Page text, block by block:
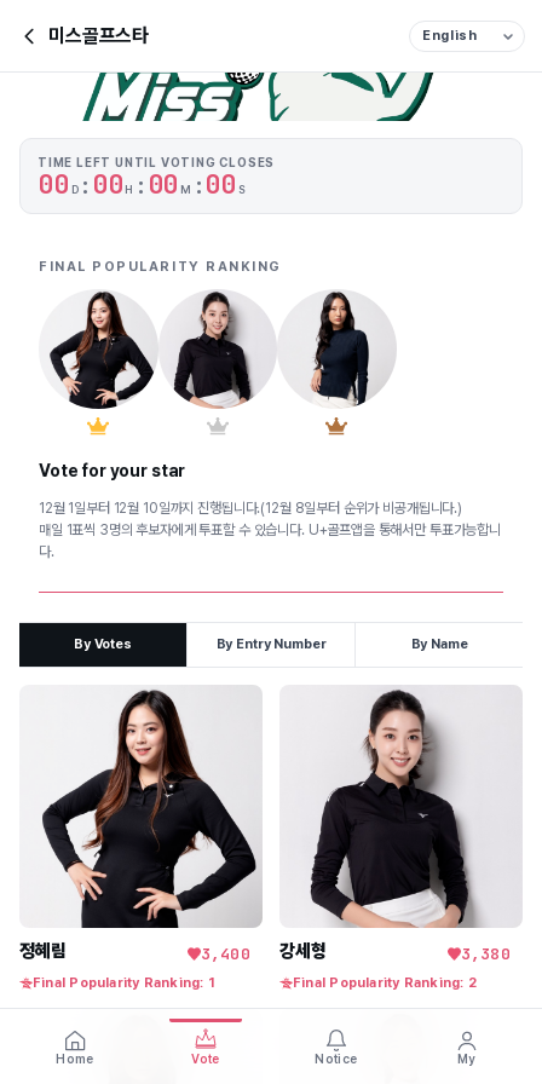
미스골프스타
TIME LEFT UNTIL VOTING CLOSES
00 D: 00 H : 00 M : 00 S
FINAL POPULARITY RANKING
Vote for your star
12월 1일부터 12월 10일까지 진행됩니다.(12월 8일부터 순위가 비공개됩니다.)
매일 1표씩 3명의 후보자에게 투표할 수 있습니다. U+골프앱을 통해서만 투표가능합니
다.
By Votes By Entry Number By Name
정혜림 3,400
Final Popularity Ranking: 1
강세형 3,380
Final Popularity Ranking: 2
Home Vote Notice My